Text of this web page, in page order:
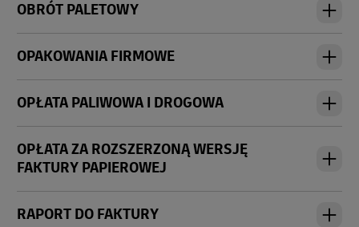
OBRÓT PALETOWY
OPAKOWANIA FIRMOWE
OPŁATA PALIWOWA I DROGOWA
OPŁATA ZA ROZSZERZONĄ WERSJĘ
FAKTURY PAPIEROWEJ
RAPORT DO FAKTURY